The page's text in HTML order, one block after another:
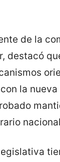
de la
destacó
la